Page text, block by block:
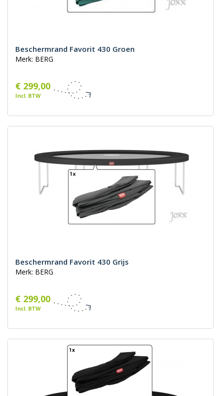
Beschermrand Favorit 430 Groen
Merk: BERG
€ 299,00
Incl. BTW
Beschermrand Favorit 430 Grijs
Merk: BERG
€ 299,00
Incl. BTW